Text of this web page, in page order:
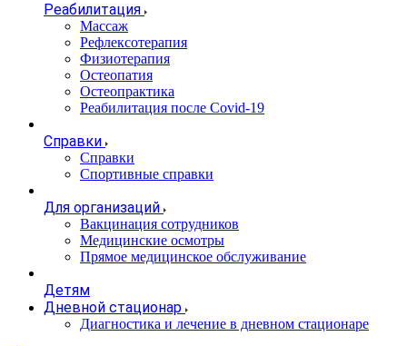
Реабилитация
Массаж
Рефлексотерапия
Физиотерапия
Остеопатия
Остеопрактика
Реабилитация после Covid-19
Справки
Справки
Спортивные справки
Для организаций
Вакцинация сотрудников
Медицинские осмотры
Прямое медицинское обслуживание
Детям
Дневной стационар
Диагностика и лечение в дневном стационаре